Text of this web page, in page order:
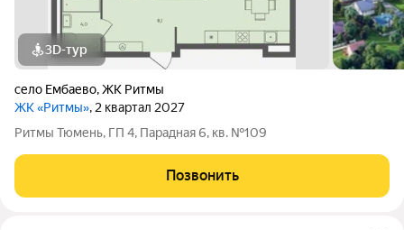
3D-тур
село Ембаево,ЖК Ритмы
ЖК «Ритмы», 2 квартал 2027
Ритмы Тюмень, ГП 4, Парадная 6, кв. №109
Позвонить